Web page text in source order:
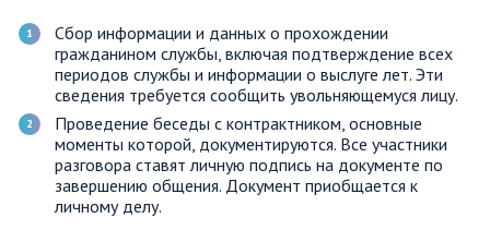
Сбор информации и данных о прохождении
гражданином службы, включая подтверждение всех
периодов службы и информации о выслуге лет. Эти
сведения требуется сообщить увольняющемуся лицу.
Проведение беседы с контрактником, основные
моменты которой, документируются. Все участники
разговора ставят личную подпись на документе по
завершению общения. Документ приобщается к
личному делу.